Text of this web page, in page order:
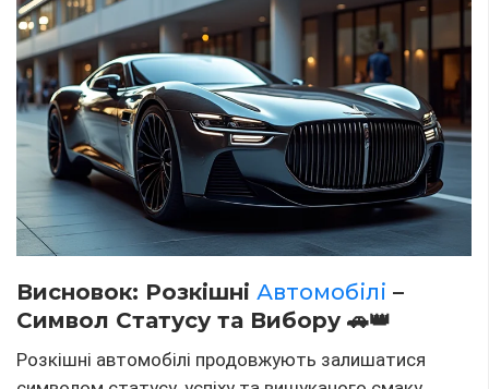
Висновок: Розкішні Автомобілі –
Символ Статусу та Вибору 🚗👑
Розкішні автомобілі продовжують залишатися